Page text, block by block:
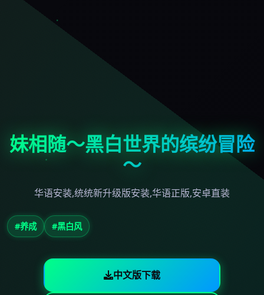
妹相随～黑白世界的缤纷冒险
～
华语安装,统统新升级版安装,华语正版,安卓直装
#养成 #黑白风
中文版下载